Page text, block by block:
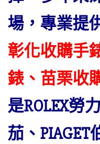
場，專業提
彰化收購手
錶、苗栗收
是ROLEX勞
茄、PIAGET